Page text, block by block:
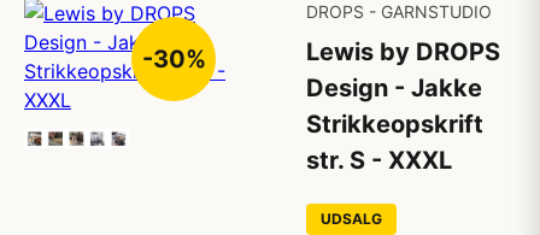
-30%
DROPS - GARNSTUDIO
Lewis by DROPS
Design - Jakke
Strikkeopskrift
str. S - XXXL
UDSALG